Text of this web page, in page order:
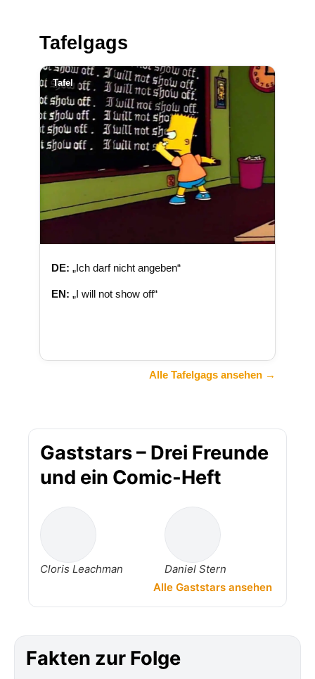
Tafelgags
Tafel
DE: „Ich darf nicht angeben“
EN: „I will not show off“
Alle Tafelgags ansehen →
Gaststars – Drei Freunde
und ein Comic-Heft
Cloris Leachman
Daniel Stern
Alle Gaststars ansehen
Fakten zur Folge